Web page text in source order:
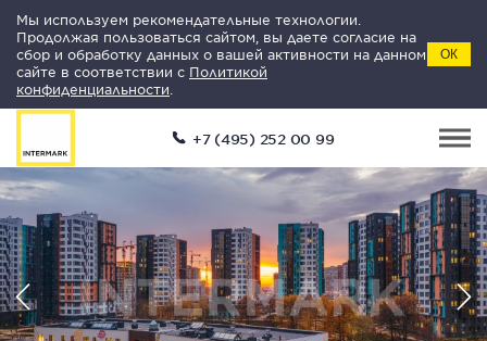
Мы используем рекомендательные технологии.
Продолжая пользоваться сайтом, вы даете согласие на
сбор и обработку данных о вашей активности на данном
сайте в соответствии с Политикой
конфиденциальности
ОК
+7 (495) 252 00 99